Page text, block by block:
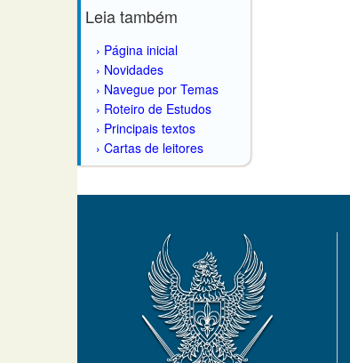
Leia também
Página inicial
Novidades
Navegue por Temas
Roteiro de Estudos
Principais textos
Cartas de leitores